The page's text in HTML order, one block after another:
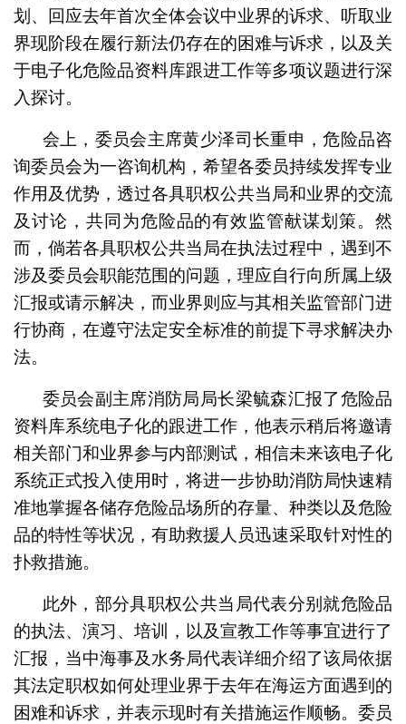
划、回应去年首次全体会议中业界的诉求、听取业
界现阶段在履行新法仍存在的困难与诉求，以及关
于电子化危险品资料库跟进工作等多项议题进行深
入探讨。
会上，委员会主席黄少泽司长重申，危险品咨
询委员会为一咨询机构，希望各委员持续发挥专业
作用及优势，透过各具职权公共当局和业界的交流
及讨论，共同为危险品的有效监管献谋划策。然
而，倘若各具职权公共当局在执法过程中，遇到不
涉及委员会职能范围的问题，理应自行向所属上级
汇报或请示解决，而业界则应与其相关监管部门进
行协商，在遵守法定安全标准的前提下寻求解决办
法。
委员会副主席消防局局长梁毓森汇报了危险品
资料库系统电子化的跟进工作，他表示稍后将邀请
相关部门和业界参与内部测试，相信未来该电子化
系统正式投入使用时，将进一步协助消防局快速精
准地掌握各储存危险品场所的存量、种类以及危险
品的特性等状况，有助救援人员迅速采取针对性的
扑救措施。
此外，部分具职权公共当局代表分别就危险品
的执法、演习、培训，以及宣教工作等事宜进行了
汇报，当中海事及水务局代表详细介绍了该局依据
其法定职权如何处理业界于去年在海运方面遇到的
困难和诉求，并表示现时有关措施运作顺畅。委员